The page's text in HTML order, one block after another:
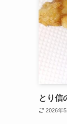
とり信
2026年